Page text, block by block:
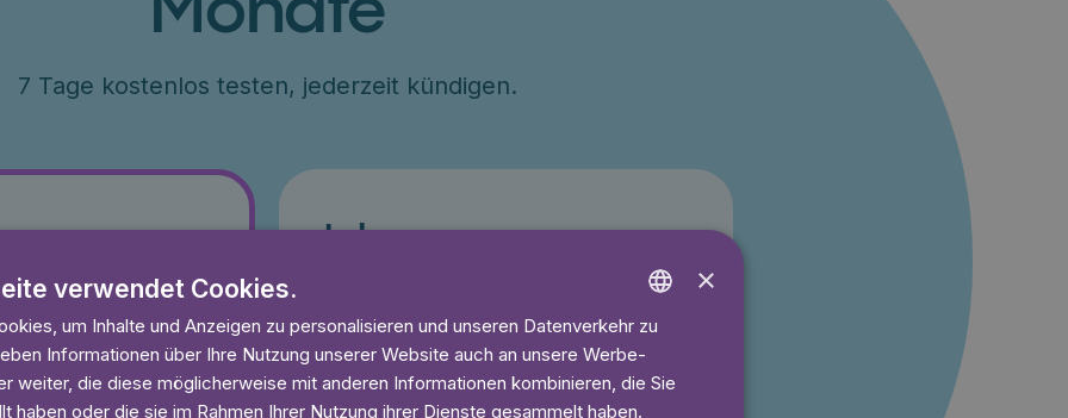
7 Tage kostenlos testen, jederzeit kündigen.
50% Rabatt
anhören
Jahr
€79 für ein Jahr, entspricht 6.60€/Monat
7 Tage kostenlos testen
Ohne Mindestlaufzeit
ENGLISH
GERMAN
SWEDISH
×
verwendet Cookies.
um Inhalte und Anzeigen zu personalisieren und unseren Datenverkehr zu
Informationen über Ihre Nutzung unserer Website auch an unsere Werbe-
weiter, die diese möglicherweise mit anderen Informationen kombinieren, die Sie
haben oder die sie im Rahmen Ihrer Nutzung ihrer Dienste gesammelt haben.